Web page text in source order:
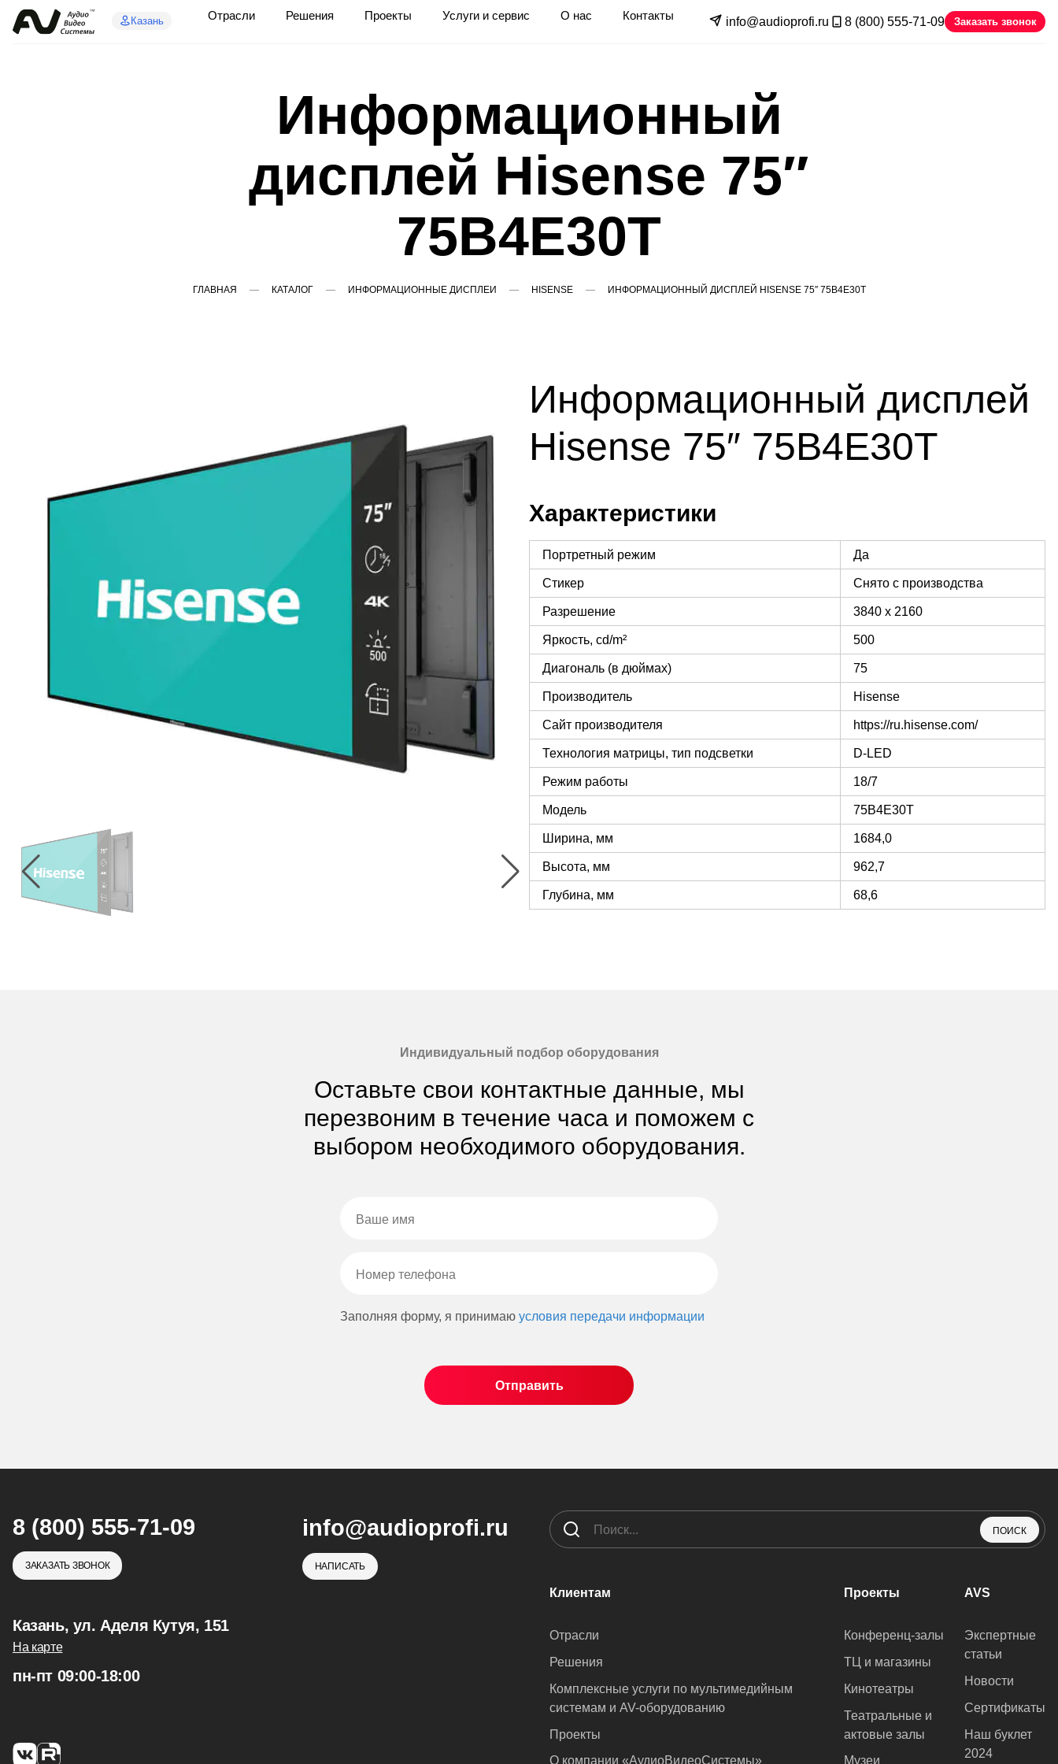
Казань Отрасли Решения Проекты Услуги и сервис О нас Контакты info@audioprofi.ru 8 (800) 555-71-09 Заказать звонок
Информационный
дисплей Hisense 75″
75B4E30T
ГЛАВНАЯ КАТАЛОГ ИНФОРМАЦИОННЫЕ ДИСПЛЕИ HISENSE ИНФОРМАЦИОННЫЙ ДИСПЛЕЙ HISENSE 75″ 75B4E30T
Информационный дисплей
Hisense 75″ 75B4E30T
Характеристики
Портретный режим Да
Стикер Снято с производства
Разрешение 3840 x 2160
Яркость, cd/m² 500
Диагональ (в дюймах) 75
Производитель Hisense
Сайт производителя https://ru.hisense.com/
Технология матрицы, тип подсветки D-LED
Режим работы 18/7
Модель 75B4E30T
Ширина, мм 1684,0
Высота, мм 962,7
Глубина, мм 68,6
Индивидуальный подбор оборудования
Оставьте свои контактные данные, мы
перезвоним в течение часа и поможем с
выбором необходимого оборудования.
Заполняя форму, я принимаю условия передачи информации
8 (800) 555-71-09
ЗАКАЗАТЬ ЗВОНОК
info@audioprofi.ru
НАПИСАТЬ
Казань, ул. Аделя Кутуя, 151
На карте
пн-пт 09:00-18:00
ПОИСК
Клиентам
Отрасли
Решения
Комплексные услуги по мультимедийным
системам и AV-оборудованию
Проекты
О компании «АудиоВидеоСистемы»
Проекты
Конференц-залы
ТЦ и магазины
Кинотеатры
Театральные и
актовые залы
Музеи
AVS
Экспертные
статьи
Новости
Сертификаты
Наш буклет
2024